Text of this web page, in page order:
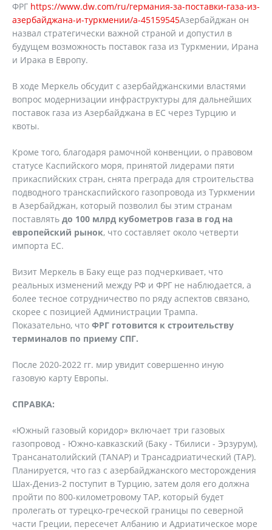
ФРГ https://www.dw.com/ru/германия-за-поставки-газа-из-
азербайджана-и-туркмении/a-45159545Азербайджан он
назвал стратегически важной страной и допустил в
будущем возможность поставок газа из Туркмении, Ирана
и Ирака в Европу.
В ходе Меркель обсудит с азербайджанскими властями
вопрос модернизации инфраструктуры для дальнейших
поставок газа из Азербайджана в ЕС через Турцию и
квоты.
Кроме того, благодаря рамочной конвенции, о правовом
статусе Каспийского моря, принятой лидерами пяти
прикаспийских стран, снята преграда для строительства
подводного транскаспийского газопровода из Туркмении
в Азербайджан, который позволил бы этим странам
поставлять до 100 млрд кубометров газа в год на
европейский рынок, что составляет около четверти
импорта ЕС.
Визит Меркель в Баку еще раз подчеркивает, что
реальных изменений между РФ и ФРГ не наблюдается, а
более тесное сотрудничество по ряду аспектов связано,
скорее с позицией Администрации Трампа.
Показательно, что ФРГ готовится к строительству
терминалов по приему СПГ.
После 2020-2022 гг. мир увидит совершенно иную
газовую карту Европы.
СПРАВКА:
«Южный газовый коридор» включает три газовых
газопровод - Южно-кавказский (Баку - Тбилиси - Эрзурум),
Трансанатолийский (TANAP) и Трансадриатический (TAP).
Планируется, что газ с азербайджанского месторождения
Шах-Дениз-2 поступит в Турцию, затем доля его должна
пройти по 800-километровому TAP, который будет
пролегать от турецко-греческой границы по северной
части Греции, пересечет Албанию и Адриатическое море